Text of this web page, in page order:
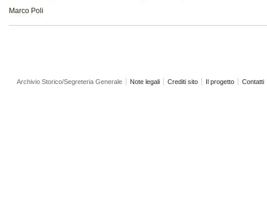
Marco Poli
Archivio Storico/Segreteria Generale Note legali Crediti sito Il progetto Contatti